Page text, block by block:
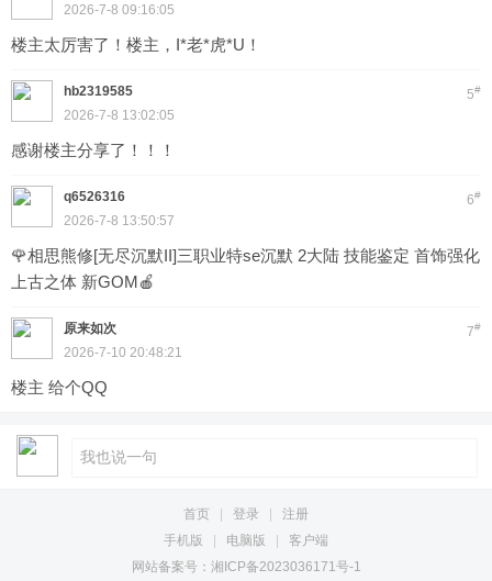
2026-7-8 09:16:05
楼主太厉害了！楼主，I*老*虎*U！
5#
hb2319585
2026-7-8 13:02:05
感谢楼主分享了！！！
6#
q6526316
2026-7-8 13:50:57
🌹相思熊修[无尽沉默II]三职业特se沉默 2大陆 技能鉴定 首饰强化
上古之体 新GOM🍎
7#
原来如次
2026-7-10 20:48:21
楼主 给个QQ
首页 | 登录 |
注册
手机版
| 电脑版 |
客户端
网站备案号：湘ICP备2023036171号-1